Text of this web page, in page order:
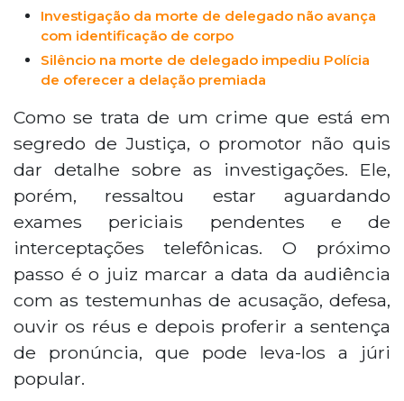
Investigação da morte de delegado não avança
com identificação de corpo
Silêncio na morte de delegado impediu Polícia
de oferecer a delação premiada
Como se trata de um crime que está em
segredo de Justiça, o promotor não quis
dar detalhe sobre as investigações. Ele,
porém, ressaltou estar aguardando
exames periciais pendentes e de
interceptações telefônicas. O próximo
passo é o juiz marcar a data da audiência
com as testemunhas de acusação, defesa,
ouvir os réus e depois proferir a sentença
de pronúncia, que pode leva-los a júri
popular.